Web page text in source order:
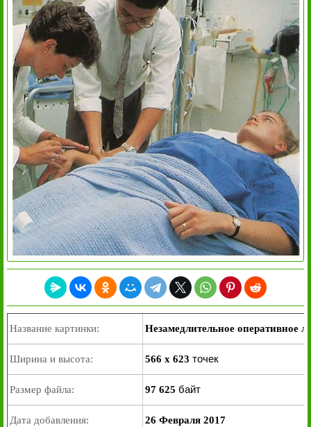
Название картинки: Незамедлительное оперативное
Ширина и высота: 566 x 623 точек
Размер файла: 97 625 байт
Дата добавления: 26 Февраля 2017